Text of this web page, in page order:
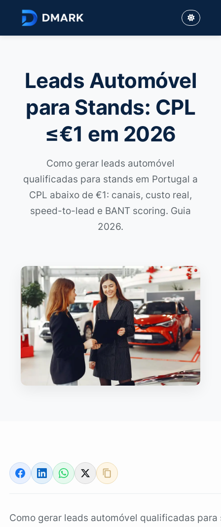
Leads Automóvel
para Stands: CPL
≤€1 em 2026
Como gerar leads automóvel
qualificadas para stands em Portugal a
CPL abaixo de €1: canais, custo real,
speed-to-lead e BANT scoring. Guia
2026.
Como gerar leads automóvel qualificadas para